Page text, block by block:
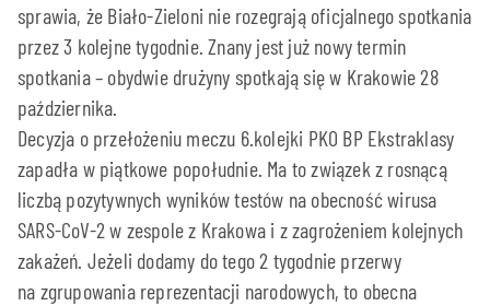
sprawia, że Biało-Zieloni nie rozegrają oficjalnego spotkania
przez 3 kolejne tygodnie. Znany jest już nowy termin
spotkania – obydwie drużyny spotkają się w Krakowie 28
października.
Decyzja o przełożeniu meczu 6.kolejki PKO BP Ekstraklasy
zapadła w piątkowe popołudnie. Ma to związek z rosnącą
liczbą pozytywnych wyników testów na obecność wirusa
SARS-CoV-2 w zespole z Krakowa i z zagrożeniem kolejnych
zakażeń. Jeżeli dodamy do tego 2 tygodnie przerwy
na zgrupowania reprezentacji narodowych, to obecna